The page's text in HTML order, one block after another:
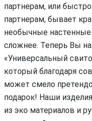
партнерам, или
партнерам, бывает
необычные
сложнее. Теперь Вы
«Универсальный
который благодаря
может смело
подарок! Наши
из эко материалов и